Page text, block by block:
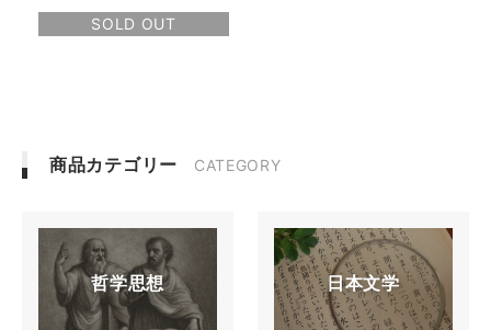
SOLD OUT
商品カテゴリー CATEGORY
哲学思想 日本文学